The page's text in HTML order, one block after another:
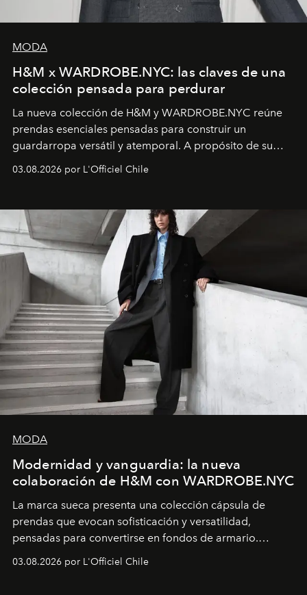
MODA
H&M x WARDROBE.NYC: las claves de una
colección pensada para perdurar
La nueva colección de H&M y WARDROBE.NYC reúne
prendas esenciales pensadas para construir un
guardarropa versátil y atemporal. A propósito de su
lanzamiento, los fundadores de la firma neoyorquina y
la asesora creativa y jefa de diseño global de la marca
y la filosofía detrás de la propuesta.
03.08.2026 por L'Officiel Chile
MODA
Modernidad y vanguardia: la nueva
colaboración de H&M con WARDROBE.NYC
La marca sueca presenta una colección cápsula de
prendas que evocan sofisticación y versatilidad,
pensadas para convertirse en fondos de armario.
Disponible en Chile desde el 6 de agosto.
03.08.2026 por L'Officiel Chile